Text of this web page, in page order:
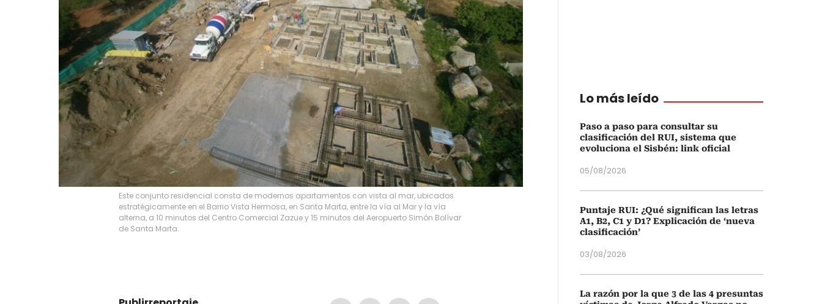
Este conjunto residencial consta de modernos apartamentos con vista al mar, ubicados
estratégicamente en el Barrio Vista Hermosa, en Santa Marta, entre la vía al Mar y la vía
alterna, a 10 minutos del Centro Comercial Zazue y 15 minutos del Aeropuerto Simón Bolívar
de Santa Marta.
estratégicamente en el Barrio Vista Hermosa, en Santa Marta,
alterna, a 10 minutos del Centro Comercial Zazue y 15 minutos
de Santa Marta.
Lo más leído
Paso a paso para consultar su
clasificación del RUI, sistema que
evoluciona el Sisbén: link oficial
05/08/2026
Puntaje RUI: ¿Qué significan las letras
A1, B2, C1 y D1? Explicación de ‘nueva
clasificación’
03/08/2026
La razón por la que 3 de las 4 presuntas